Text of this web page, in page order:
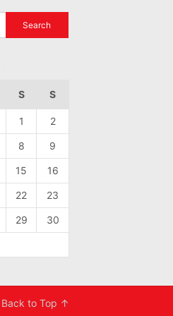
S S
1 2
8 9
15 16
22 23
29 30
Back to Top ↑